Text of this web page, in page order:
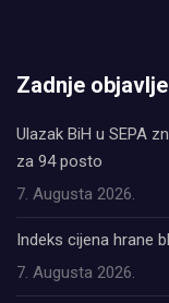
Zadnje
Ulazak BiH u SEPA
za 94 posto
7. Augusta 2026.
Indeks cijena hrane
7. Augusta 2026.